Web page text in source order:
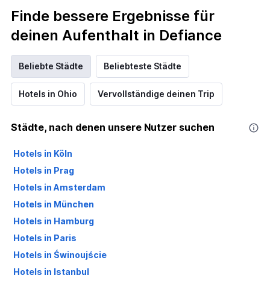
Finde bessere Ergebnisse für
deinen Aufenthalt in Defiance
Beliebte Städte Beliebteste Städte
Hotels in Ohio Vervollständige deinen Trip
Städte, nach denen unsere Nutzer suchen
Hotels in Köln
Hotels in Prag
Hotels in Amsterdam
Hotels in München
Hotels in Hamburg
Hotels in Paris
Hotels in Świnoujście
Hotels in Istanbul